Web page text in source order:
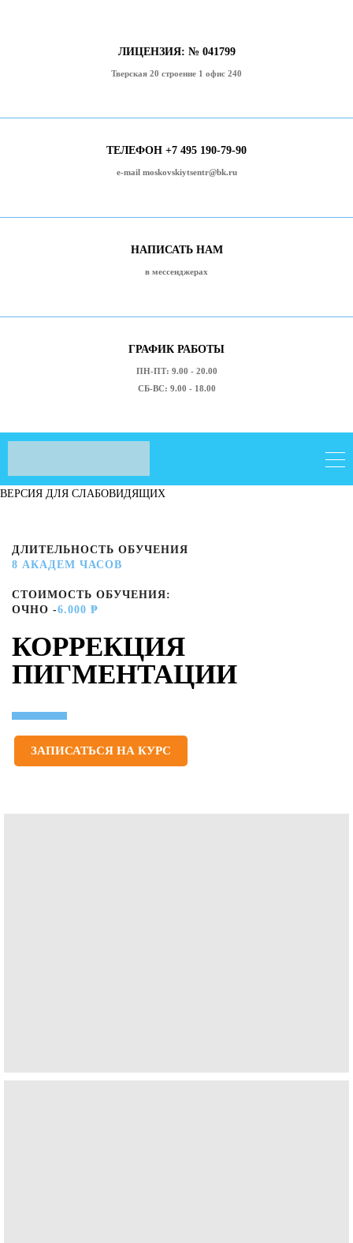
ЛИЦЕНЗИЯ: № 041799
Тверская 20 строение 1 офис 240
ТЕЛЕФОН +7 495 190-79-90
e-mail moskovskiytsentr@bk.ru
НАПИСАТЬ НАМ
в мессенджерах
ГРАФИК РАБОТЫ
ПН-ПТ: 9.00 - 20.00
СБ-ВС: 9.00 - 18.00
ВЕРСИЯ ДЛЯ СЛАБОВИДЯЩИХ
ДЛИТЕЛЬНОСТЬ ОБУЧЕНИЯ
8 АКАДЕМ ЧАСОВ
СТОИМОСТЬ ОБУЧЕНИЯ:
ОЧНО -6.000 ₱
КОРРЕКЦИЯ
ПИГМЕНТАЦИИ
ЗАПИСАТЬСЯ НА КУРС